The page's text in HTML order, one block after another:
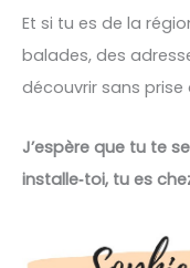
Et si tu es de la
balades, des
découvrir sans prise
J’espère que tu te
installe‑toi, tu es